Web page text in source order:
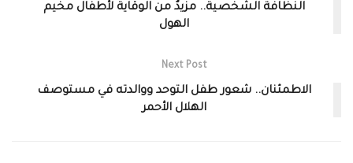
النظافة الشخصية.. مزيدٌ من الوقاية لأطفال مخيم
الهول
Next Post
الاطمئنان.. شعور طفل التوحد ووالدته في مستوصف
الهلال الأحمر